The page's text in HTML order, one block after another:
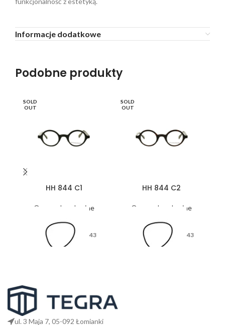
Informacje dodatkowe
Podobne produkty
SOLD
OUT
HH 844 C1
Oprawy korekcyjne
43
26
SOLD
OUT
HH 844 C2
Oprawy korekcyjne
43
ul. 3 Maja 7, 05-092 Łomianki